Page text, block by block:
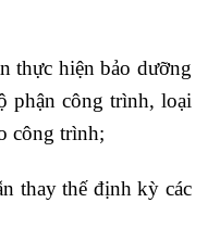
thực hiện bảo dưỡng
phận công trình, loại
công trình;
thay thế định kỳ các